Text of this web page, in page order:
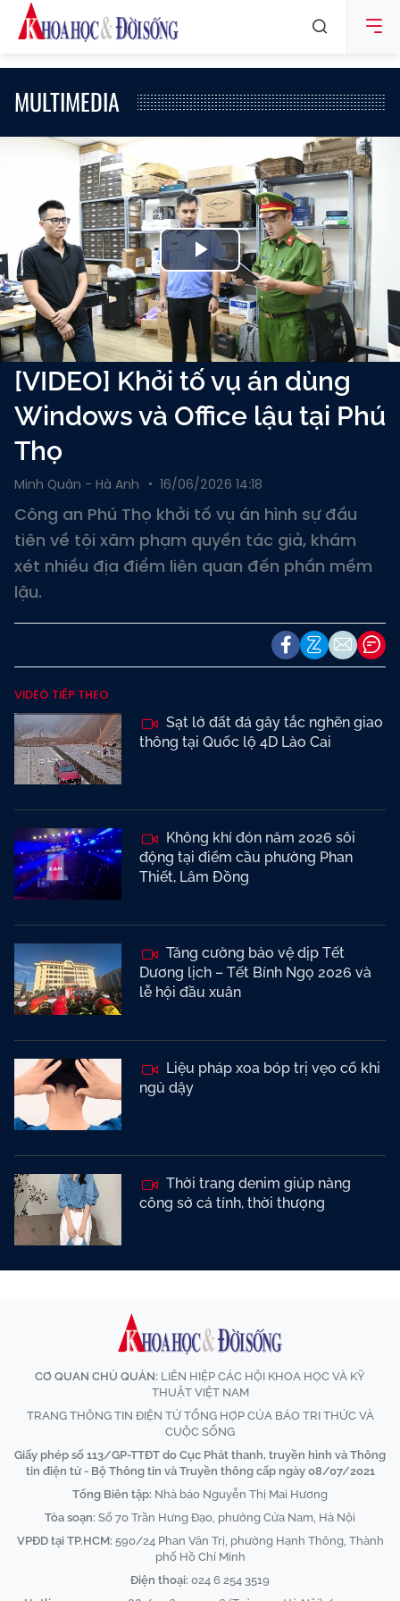
MULTIMEDIA
Play
Video
[VIDEO] Khởi tố vụ án dùng
Windows và Office lậu tại Phú
Thọ
Minh Quân - Hà Anh 16/06/2026 14:18
Công an Phú Thọ khởi tố vụ án hình sự đầu
tiên về tội xâm phạm quyền tác giả, khám
xét nhiều địa điểm liên quan đến phần mềm
lậu.
VIDEO TIẾP THEO
Sạt lở đất đá gây tắc nghẽn giao
thông tại Quốc lộ 4D Lào Cai
Không khí đón năm 2026 sôi
động tại điểm cầu phường Phan
Thiết, Lâm Đồng
Tăng cường bảo vệ dịp Tết
Dương lịch – Tết Bính Ngọ 2026 và
lễ hội đầu xuân
Liệu pháp xoa bóp trị vẹo cổ khi
ngủ dậy
Thời trang denim giúp nàng
công sở cá tính, thời thượng
CƠ QUAN CHỦ QUẢN: LIÊN HIỆP CÁC HỘI KHOA HỌC VÀ KỸ
THUẬT VIỆT NAM
TRANG THÔNG TIN ĐIỆN TỬ TỔNG HỢP CỦA BÁO TRI THỨC VÀ
CUỘC SỐNG
Giấy phép số 113/GP-TTĐT do Cục Phát thanh, truyền hình và Thông
tin điện tử - Bộ Thông tin và Truyền thông cấp ngày 08/07/2021
Tổng Biên tập: Nhà báo Nguyễn Thị Mai Hương
Tòa soạn: Số 70 Trần Hưng Đạo, phường Cửa Nam, Hà Nội
VPĐD tại TP.HCM: 590/24 Phan Văn Trị, phường Hạnh Thông, Thành
phố Hồ Chí Minh
Điện thoại: 024 6 254 3519